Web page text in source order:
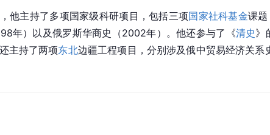
他主持了多项国家级科研项目，包括三项国家社科基金课
年）以及俄罗斯华商史（2002年）。他还参与了《清史》
主持了两项东北边疆工程项目，分别涉及俄中贸易经济关